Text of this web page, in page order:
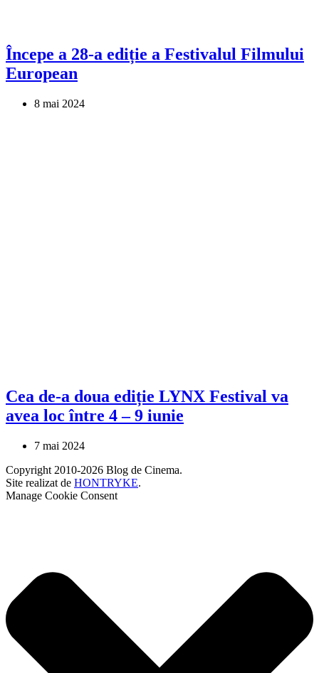
Începe a 28-a ediție a Festivalul Filmului
European
8 mai 2024
Cea de-a doua ediție LYNX Festival va
avea loc între 4 – 9 iunie
7 mai 2024
Copyright 2010-2026 Blog de Cinema.
Site realizat de HONTRYKE.
Manage Cookie Consent